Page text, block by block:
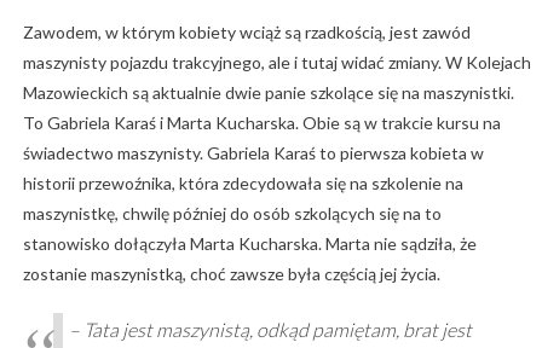
Zawodem, w którym kobiety wciąż są rzadkością, jest zawód
maszynisty pojazdu trakcyjnego, ale i tutaj widać zmiany. W Kolejach
Mazowieckich są aktualnie dwie panie szkolące się na maszynistki.
To Gabriela Karaś i Marta Kucharska. Obie są w trakcie kursu na
świadectwo maszynisty. Gabriela Karaś to pierwsza kobieta w
historii przewoźnika, która zdecydowała się na szkolenie na
maszynistkę, chwilę później do osób szkolących się na to
stanowisko dołączyła Marta Kucharska. Marta nie sądziła, że
zostanie maszynistką, choć zawsze była częścią jej życia.
– Tata jest maszynistą, odkąd pamiętam, brat jest